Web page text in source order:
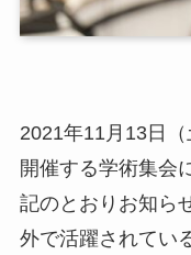
2021年11月13日
開催する学術集会
記のとおりお知ら
外で活躍されてい